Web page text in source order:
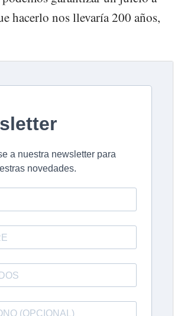
hacerlo nos llevaría 200 años,